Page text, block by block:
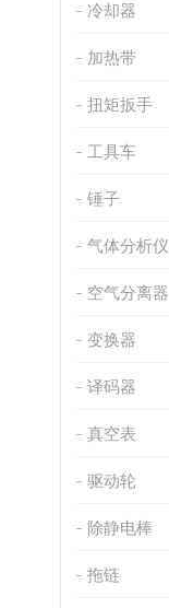
冷却器
加热带
扭矩扳手
工具车
锤子
气体分析仪
空气分离器
变换器
译码器
真空表
驱动轮
除静电棒
拖链